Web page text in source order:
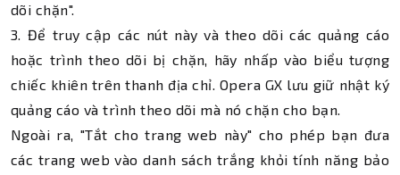
dõi chặn".
3. Để truy cập các nút này và theo dõi các quảng cáo
hoặc trình theo dõi bị chặn, hãy nhấp vào biểu tượng
chiếc khiên trên thanh địa chỉ. Opera GX lưu giữ nhật ký
quảng cáo và trình theo dõi mà nó chặn cho bạn.
Ngoài ra, "Tắt cho trang web này" cho phép bạn đưa
các trang web vào danh sách trắng khỏi tính năng bảo